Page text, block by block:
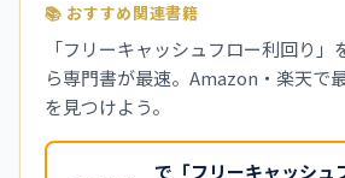
📚 おすすめ関連書籍
「フリーキャッシュフロー利回り
ら専門書が最速。Amazon・楽天で
を見つけよう。
で「フリーキャッシュ